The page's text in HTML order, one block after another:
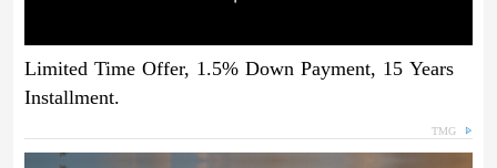
Limited Time Offer, 1.5% Down Payment, 15 Years
Installment.
TMG